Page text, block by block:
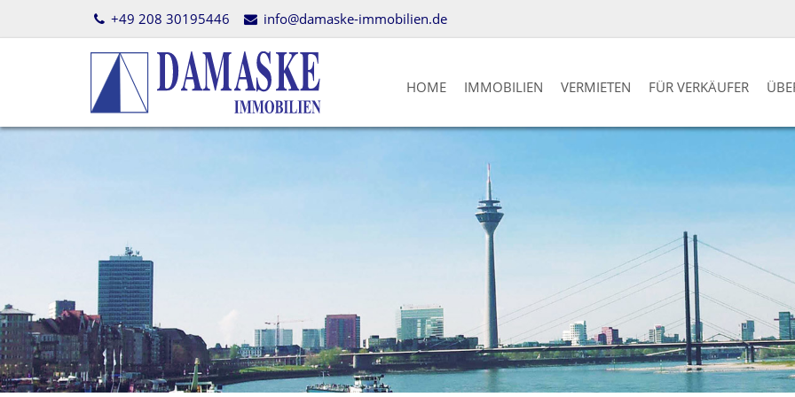
+49 208 30195446 info@damaske-immobilien.de
HOME IMMOBILIEN VERMIETEN FÜR VERKÄUFER